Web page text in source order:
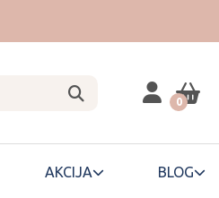
0
AKCIJA BLOG